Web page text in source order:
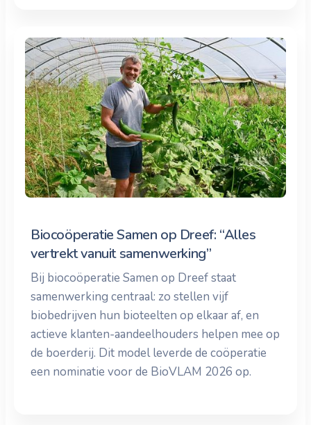
Biocoöperatie Samen op Dreef: “Alles
vertrekt vanuit samenwerking”
Bij biocoöperatie Samen op Dreef staat
samenwerking centraal: zo stellen vijf
biobedrijven hun bioteelten op elkaar af, en
actieve klanten-aandeelhouders helpen mee op
de boerderij. Dit model leverde de coöperatie
een nominatie voor de BioVLAM 2026 op.